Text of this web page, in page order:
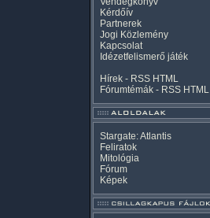
Kérdőív
Partnerek
Jogi Közlemény
Kapcsolat
Idézetfelismerő játék
Hírek - RSS HTML
Fórumtémák - RSS HTML
Stargate: Atlantis
Feliratok
Mitológia
Fórum
Képek